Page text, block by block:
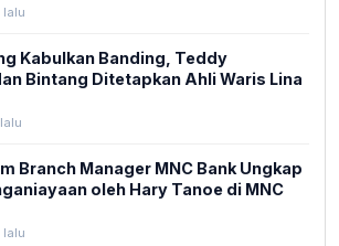
Kabulkan Banding, Teddy
Bintang Ditetapkan Ahli Waris Lina
Branch Manager MNC Bank Ungkap
oleh Hary Tanoe di MNC